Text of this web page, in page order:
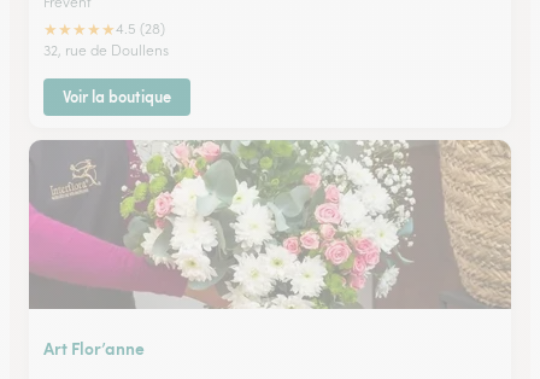
★★★★★4.5 (28)
32, rue de Doullens
Voir la boutique
Art Flor’anne